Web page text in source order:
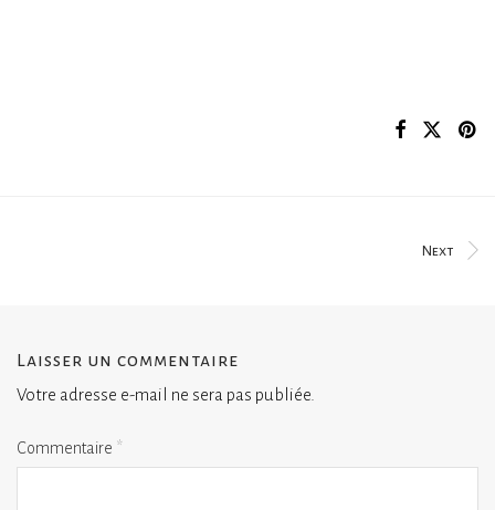
Next
Laisser un commentaire
Votre adresse e-mail ne sera pas publiée.
Commentaire *